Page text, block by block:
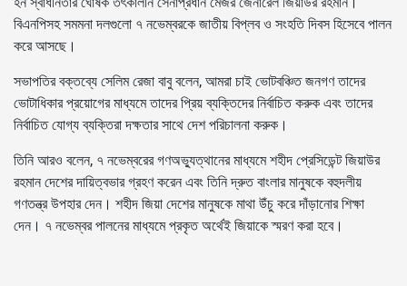
বিএনপিসহ সমমনা দলগুলো ৭ নভেম্বরকে জাতীয় বিপ্লব ও সংহতি দিবস হিসেবে পালন
করে আসছে।
সভাপতির বক্তব্যে সেলিম রেজা বাবু বলেন, আমরা চাই ভোটবঞ্চিত জনগণ তাদের
ভোটাধিকার প্রয়োগের মাধ্যমে তাদের প্রিয় ব্যক্তিদের নির্বাচিত করুক এবং তাদের
নির্বাচিত যোগ্য ব্যক্তিরা দক্ষতার সাথে দেশ পরিচালনা করুক।
তিনি আরও বলেন, ৭ নভেম্বরের গণঅভ্যুত্থানের মাধ্যমে শহীদ প্রেসিডেন্ট জিয়াউর
রহমান দেশের দায়িত্বভার গ্রহণ করেন এবং তিনি দ্রুত বাংলার মানুষকে বহুদলীয়
গণতন্ত্র উপহার দেন। শহীদ জিয়া দেশের মানুষকে মাথা উঁচু করে দাঁড়ানোর শিক্ষা
দেন। ৭ নভেম্বর পালনের মাধ্যমে প্রকৃত অর্থেই জিয়াকে স্মরণ করা হবে।